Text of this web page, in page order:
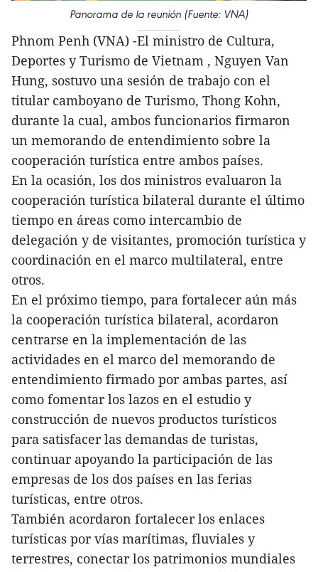
Panorama de la reunión (Fuente: VNA)
Phnom Penh (VNA) -El ministro de Cultura,
Deportes y Turismo de Vietnam , Nguyen Van
Hung, sostuvo una sesión de trabajo con el
titular camboyano de Turismo, Thong Kohn,
durante la cual, ambos funcionarios firmaron
un memorando de entendimiento sobre la
cooperación turística entre ambos países.
En la ocasión, los dos ministros evaluaron la
cooperación turística bilateral durante el último
tiempo en áreas como intercambio de
delegación y de visitantes, promoción turística y
coordinación en el marco multilateral, entre
otros.
En el próximo tiempo, para fortalecer aún más
la cooperación turística bilateral, acordaron
centrarse en la implementación de las
actividades en el marco del memorando de
entendimiento firmado por ambas partes, así
como fomentar los lazos en el estudio y
construcción de nuevos productos turísticos
para satisfacer las demandas de turistas,
continuar apoyando la participación de las
empresas de los dos países en las ferias
turísticas, entre otros.
También acordaron fortalecer los enlaces
turísticas por vías marítimas, fluviales y
terrestres, conectar los patrimonios mundiales